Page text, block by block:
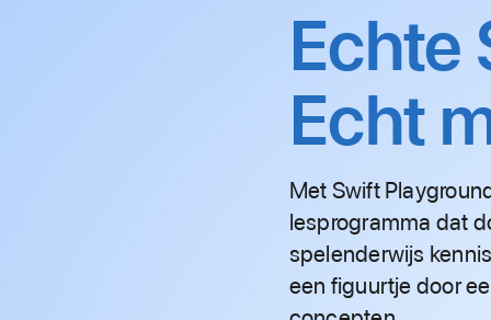
Echte
Echt
Met Swift
les­programma dat
spelenderwijs
een figuurtje door